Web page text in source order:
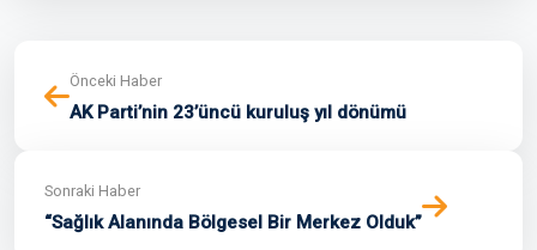
Önceki Haber
AK Parti’nin 23’üncü kuruluş yıl dönümü
Sonraki Haber
“Sağlık Alanında Bölgesel Bir Merkez Olduk”